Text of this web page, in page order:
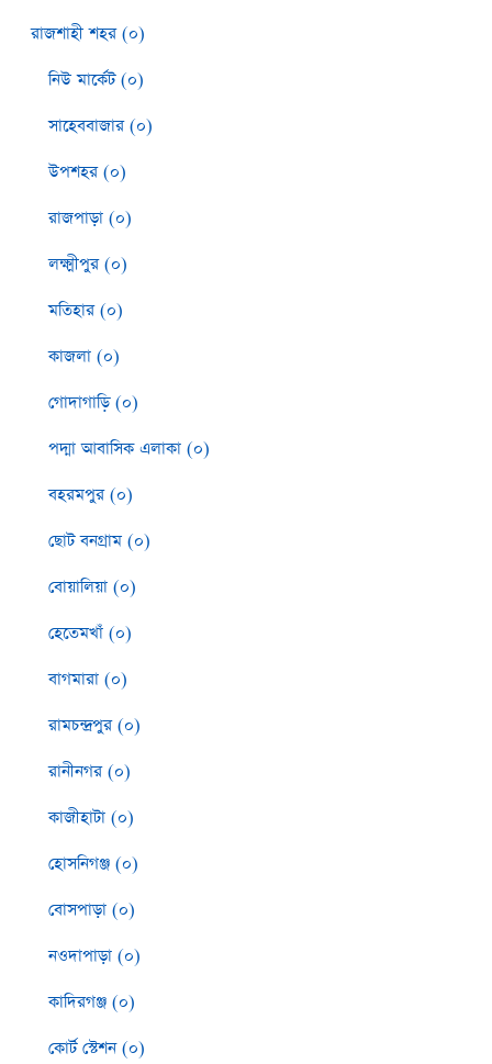
রাজশাহী শহর (০)
নিউ মার্কেট (০)
সাহেববাজার (০)
উপশহর (০)
রাজপাড়া (০)
লক্ষ্মীপুর (০)
মতিহার (০)
কাজলা (০)
গোদাগাড়ি (০)
পদ্মা আবাসিক এলাকা (০)
বহরমপুর (০)
ছোট বনগ্রাম (০)
বোয়ালিয়া (০)
হেতেমখাঁ (০)
বাগমারা (০)
রামচন্দ্রপুর (০)
রানীনগর (০)
কাজীহাটা (০)
হোসনিগঞ্জ (০)
বোসপাড়া (০)
নওদাপাড়া (০)
কাদিরগঞ্জ (০)
কোর্ট স্টেশন (০)